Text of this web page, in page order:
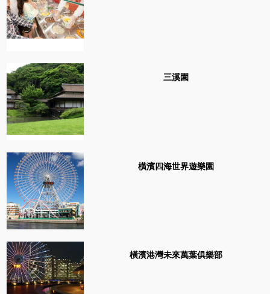
三溪園
橫濱四海世界遊樂園
橫濱港灣未來萬葉俱樂部